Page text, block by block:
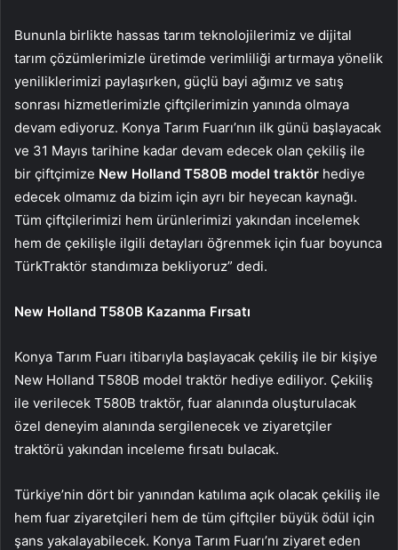
Bununla birlikte hassas tarım teknolojilerimiz ve dijital
tarım çözümlerimizle üretimde verimliliği artırmaya yönelik
yeniliklerimizi paylaşırken, güçlü bayi ağımız ve satış
sonrası hizmetlerimizle çiftçilerimizin yanında olmaya
devam ediyoruz. Konya Tarım Fuarı’nın ilk günü başlayacak
ve 31 Mayıs tarihine kadar devam edecek olan çekiliş ile
bir çiftçimize New Holland T580B model traktör hediye
edecek olmamız da bizim için ayrı bir heyecan kaynağı.
Tüm çiftçilerimizi hem ürünlerimizi yakından incelemek
hem de çekilişle ilgili detayları öğrenmek için fuar boyunca
TürkTraktör standımıza bekliyoruz” dedi.
New Holland T580B Kazanma Fırsatı
Konya Tarım Fuarı itibarıyla başlayacak çekiliş ile bir kişiye
New Holland T580B model traktör hediye ediliyor. Çekiliş
ile verilecek T580B traktör, fuar alanında oluşturulacak
özel deneyim alanında sergilenecek ve ziyaretçiler
traktörü yakından inceleme fırsatı bulacak.
Türkiye’nin dört bir yanından katılıma açık olacak çekiliş ile
hem fuar ziyaretçileri hem de tüm çiftçiler büyük ödül için
şans yakalayabilecek. Konya Tarım Fuarı’nı ziyaret eden